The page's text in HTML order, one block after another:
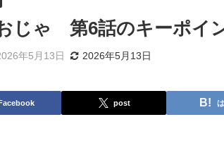
じゃ 第6話のキーポイ
年5月13日 2026年5月13日
post